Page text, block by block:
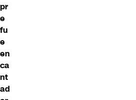
pr
e
fu
e
en
ca
nt
ad